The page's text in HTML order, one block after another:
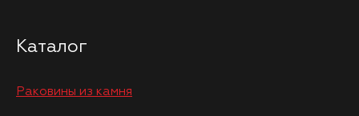
Каталог
Раковины из камня